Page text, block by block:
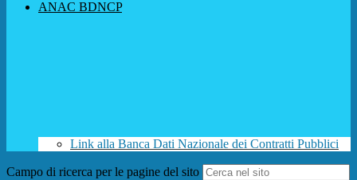
ANAC BDNCP
Link alla Banca Dati Nazionale dei Contratti Pubblici
Campo di ricerca per le pagine del sito